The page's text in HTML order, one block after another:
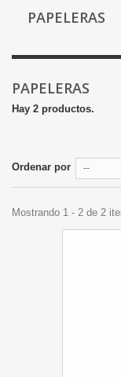
PAPELERAS
PAPELERAS
Hay 2 productos.
Ordenar por --
Mostrando 1 - 2 de 2